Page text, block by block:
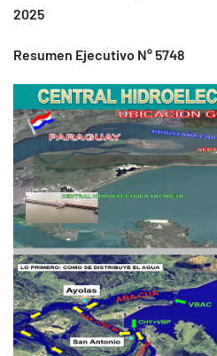
2025
Resumen Ejecutivo N° 5748